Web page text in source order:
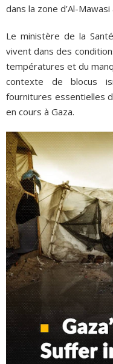
dans la zone d’Al-
Le ministère de la
vivent dans des
températures et du
contexte de blocus
fournitures essentielles
en cours à Gaza.